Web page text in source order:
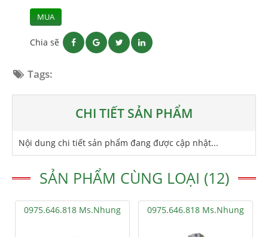
MUA
Chia sẽ
Tags:
CHI TIẾT SẢN PHẨM
Nội dung chi tiết sản phẩm đang được cập nhật...
SẢN PHẨM CÙNG LOẠI (12)
0975.646.818 Ms.Nhung 0975.646.818 Ms.Nhung